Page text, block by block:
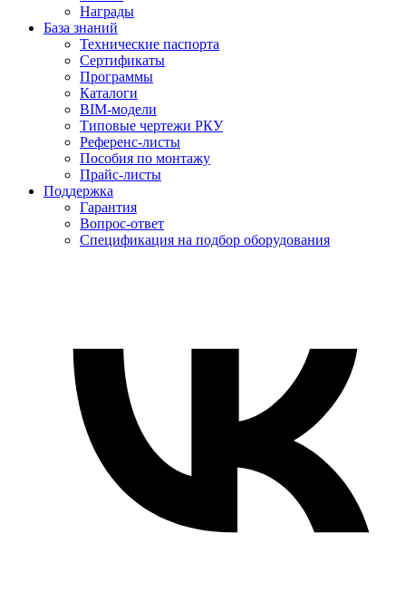
Награды
База знаний
Технические паспорта
Сертификаты
Программы
Каталоги
BIM-модели
Типовые чертежи РКУ
Референс-листы
Пособия по монтажу
Прайс-листы
Поддержка
Гарантия
Вопрос-ответ
Спецификация на подбор оборудования